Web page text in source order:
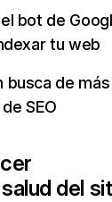
bot de
tu web
busca de
SEO
del